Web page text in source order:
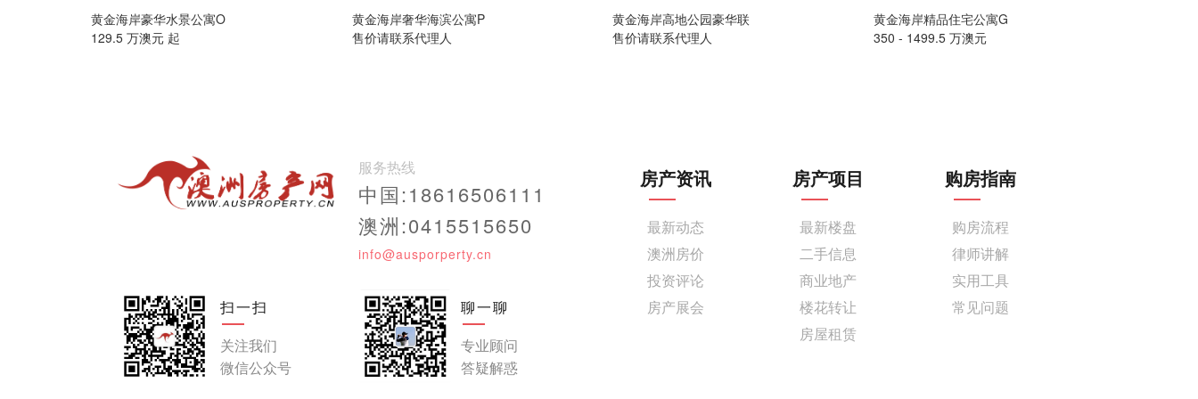
黄金海岸豪华水景公寓O
129.5 万澳元 起
黄金海岸奢华海滨公寓P
售价请联系代理人
黄金海岸高地公园豪华联
售价请联系代理人
黄金海岸精品住宅公寓G
350 - 1499.5 万澳元
服务热线
中国:18616506111
澳洲:0415515650
info@ausporperty.cn
扫一扫
关注我们
微信公众号
聊一聊
专业顾问
答疑解惑
房产资讯
最新动态
澳洲房价
投资评论
房产展会
房产项目
最新楼盘
二手信息
商业地产
楼花转让
房屋租赁
购房指南
购房流程
律师讲解
实用工具
常见问题